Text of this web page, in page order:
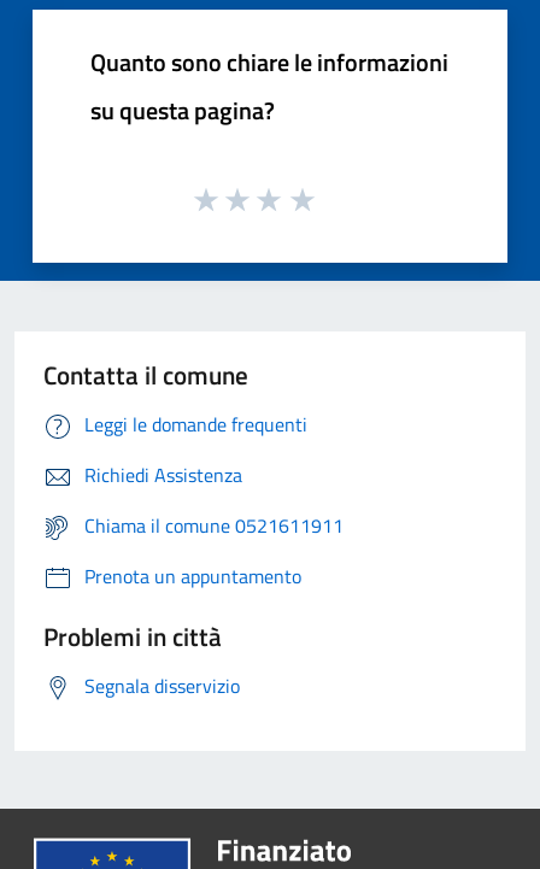
Quanto sono chiare le informazioni
su questa pagina?
Contatta il comune
Leggi le domande frequenti
Richiedi Assistenza
Chiama il comune 0521611911
Prenota un appuntamento
Problemi in città
Segnala disservizio